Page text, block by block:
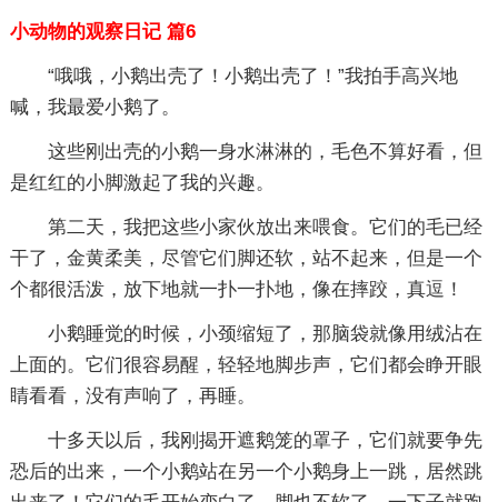
小动物的观察日记 篇6
“哦哦，小鹅出壳了！小鹅出壳了！”我拍手高兴地
喊，我最爱小鹅了。
这些刚出壳的小鹅一身水淋淋的，毛色不算好看，但
是红红的小脚激起了我的兴趣。
第二天，我把这些小家伙放出来喂食。它们的毛已经
干了，金黄柔美，尽管它们脚还软，站不起来，但是一个
个都很活泼，放下地就一扑一扑地，像在摔跤，真逗！
小鹅睡觉的时候，小颈缩短了，那脑袋就像用绒沾在
上面的。它们很容易醒，轻轻地脚步声，它们都会睁开眼
睛看看，没有声响了，再睡。
十多天以后，我刚揭开遮鹅笼的罩子，它们就要争先
恐后的出来，一个小鹅站在另一个小鹅身上一跳，居然跳